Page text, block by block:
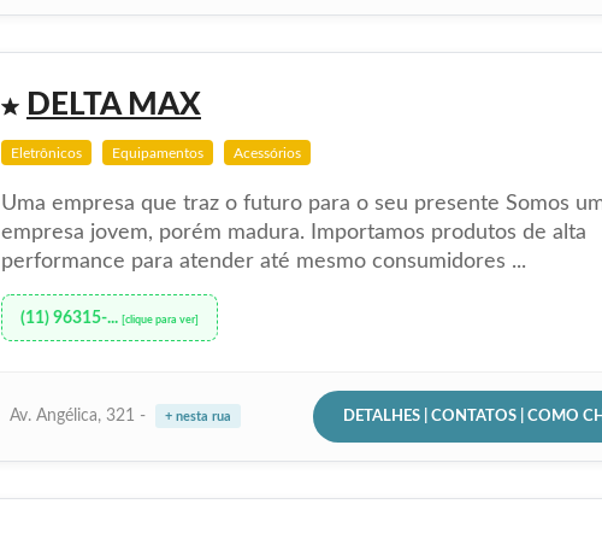
DELTA MAX
Eletrônicos Equipamentos Acessórios
Uma empresa que traz o futuro para o seu presente Somos
empresa jovem, porém madura. Importamos produtos de alta
performance para atender até mesmo consumidores ...
(11) 96315-... [clique para ver]
Av. Angélica, 321 - + nesta rua DETALHES | CONTATOS | COMO